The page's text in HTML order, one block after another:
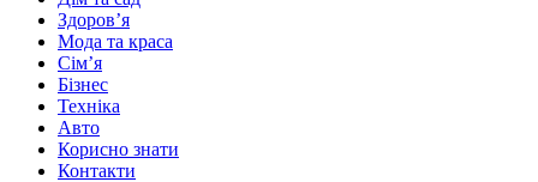
Здоровʼя
Мода та краса
Сімʼя
Бізнес
Техніка
Авто
Корисно знати
Контакти